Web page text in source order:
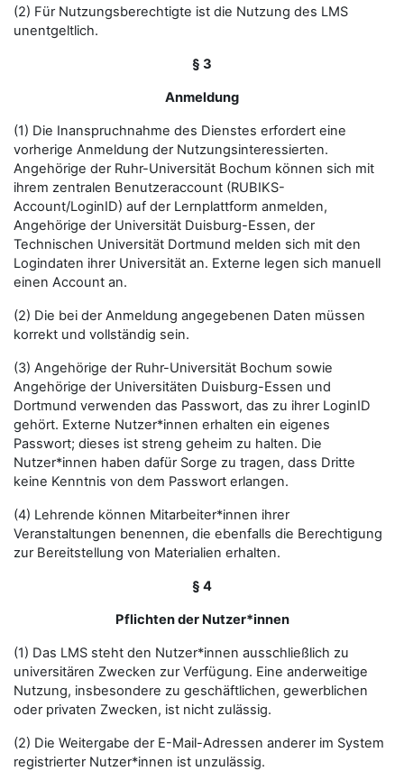
(2) Für Nutzungsberechtigte ist die Nutzung des LMS
unentgeltlich.
§ 3
Anmeldung
(1) Die Inanspruchnahme des Dienstes erfordert eine
vorherige Anmeldung der Nutzungsinteressierten.
Angehörige der Ruhr-Universität Bochum können sich mit
ihrem zentralen Benutzeraccount (RUBIKS-
Account/LoginID) auf der Lernplattform anmelden,
Angehörige der Universität Duisburg-Essen, der
Technischen Universität Dortmund melden sich mit den
Logindaten ihrer Universität an. Externe legen sich manuell
einen Account an.
(2) Die bei der Anmeldung angegebenen Daten müssen
korrekt und vollständig sein.
(3) Angehörige der Ruhr-Universität Bochum sowie
Angehörige der Universitäten Duisburg-Essen und
Dortmund verwenden das Passwort, das zu ihrer LoginID
gehört. Externe Nutzer*innen erhalten ein eigenes
Passwort; dieses ist streng geheim zu halten. Die
Nutzer*innen haben dafür Sorge zu tragen, dass Dritte
keine Kenntnis von dem Passwort erlangen.
(4) Lehrende können Mitarbeiter*innen ihrer
Veranstaltungen benennen, die ebenfalls die Berechtigung
zur Bereitstellung von Materialien erhalten.
§ 4
Pflichten der Nutzer*innen
(1) Das LMS steht den Nutzer*innen ausschließlich zu
universitären Zwecken zur Verfügung. Eine anderweitige
Nutzung, insbesondere zu geschäftlichen, gewerblichen
oder privaten Zwecken, ist nicht zulässig.
(2) Die Weitergabe der E-Mail-Adressen anderer im System
registrierter Nutzer*innen ist unzulässig.